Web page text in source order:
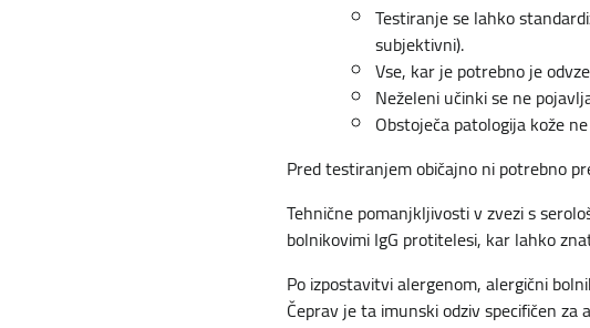
Testiranje se lahko
subjektivni).
Vse, kar je potrebno je
Neželeni učinki se ne
Obstoječa patologija kože
Pred testiranjem običajno ni potrebno
Tehnične pomanjkljivosti v zvezi s
bolnikovimi IgG protitelesi, kar lahko
Po izpostavitvi alergenom, alergični
Čeprav je ta imunski odziv specifičen